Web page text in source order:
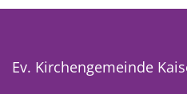
Ev. Kirchengemeinde